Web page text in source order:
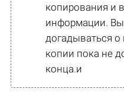
копирования и
информации.
догадываться
копии пока не
конца.и